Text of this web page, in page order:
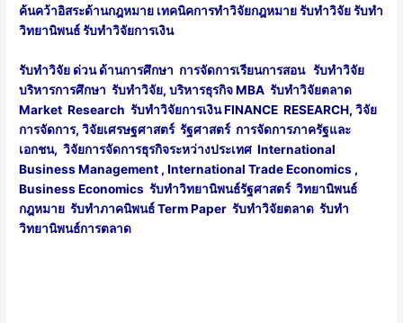
ค้นคว้าอิสระด้านกฎหมาย เทคนิคการทำวิจัยกฎหมายรับทำวิจัย รับทำ
วิทยานิพนธ์ รับทำวิจัยการเงิน
รับทำวิจัย ด่วน ด้านการศึกษา การจัดการเรียนการสอน รับทำวิจัย
บริหารการศึกษา รับทำวิจัย, บริหารธุรกิจ MBAรับทำวิจัยตลาด
Market ResearchรับทำวิจัยการเงินFINANCE RESEARCH, วิจัย
การจัดการ,วิจัยเศรษฐศาสตร์รัฐศาสตร์ การจัดการภาครัฐและ
เอกชน, วิจัยการจัดการธุรกิจระหว่างประเทศ International
Business Management , International Trade Economics ,
Business Economics รับทำวิทยานิพนธ์รัฐศาสตร์ วิทยานิพนธ์
กฎหมาย รับทำภาคนิพนธ์ Term Paperรับทำวิจัยตลาด รับทำ
วิทยานิพนธ์การตลาด